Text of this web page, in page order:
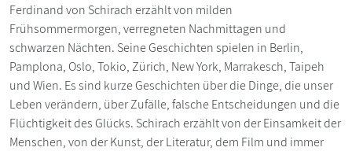
Ferdinand von Schirach erzählt von milden
Frühsommermorgen, verregneten Nachmittagen und
schwarzen Nächten. Seine Geschichten spielen in Berlin,
Pamplona, Oslo, Tokio, Zürich, New York, Marrakesch, Taipeh
und Wien. Es sind kurze Geschichten über die Dinge, die unser
Leben verändern, über Zufälle, falsche Entscheidungen und die
Flüchtigkeit des Glücks. Schirach erzählt von der Einsamkeit der
Menschen, von der Kunst, der Literatur, dem Film und immer